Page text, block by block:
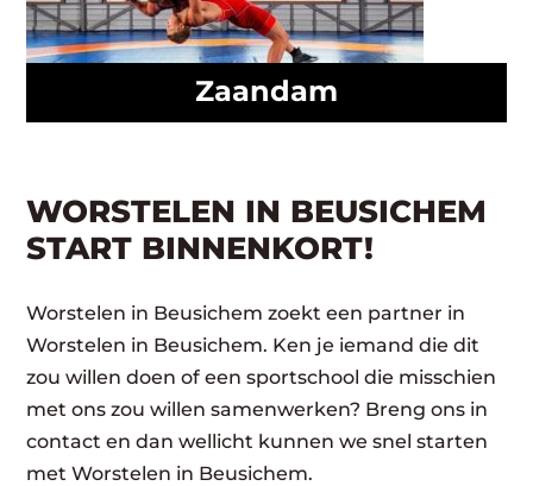
Zaandam
WORSTELEN IN BEUSICHEM
START BINNENKORT!
Worstelen in Beusichem zoekt een partner in
Worstelen in Beusichem. Ken je iemand die dit
zou willen doen of een sportschool die misschien
met ons zou willen samenwerken? Breng ons in
contact en dan wellicht kunnen we snel starten
met Worstelen in Beusichem.